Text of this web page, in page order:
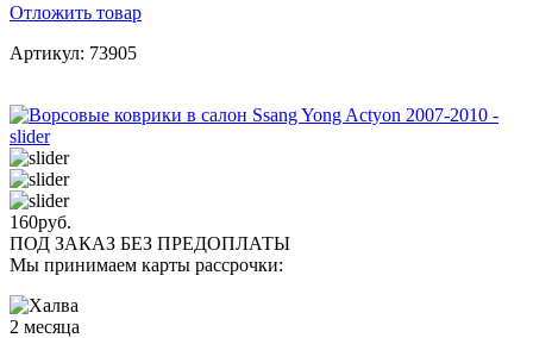
Отложить товар
Артикул: 73905
160руб.
ПОД ЗАКАЗ БЕЗ ПРЕДОПЛАТЫ
Мы принимаем карты рассрочки:
2 месяца